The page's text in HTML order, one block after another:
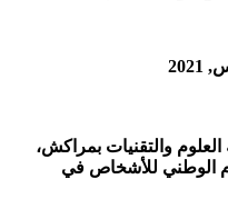
العلوم والتقنيات بمراكش،
الوطني للأشخاص في